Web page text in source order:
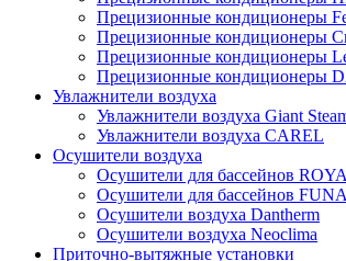
Прецизионные кондиционеры
Прецизионные кондиционеры
Прецизионные кондиционеры
Прецизионные кондиционеры
Увлажнители воздуха
Увлажнители воздуха Giant
Увлажнители воздуха CAREL
Осушители воздуха
Осушители для бассейнов
Осушители для бассейнов
Осушители воздуха Dantherm
Осушители воздуха Neoclima
Приточно-вытяжные установки